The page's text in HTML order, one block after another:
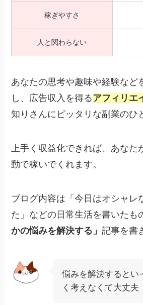
稼ぎやすさ
人と関わらない
あなたの思考や趣味や経験など
し、広告収入を得るアフィリエ
知りさんにピッタリな副業のひ
上手く収益化できれば、あなた
動で稼いでくれます。
ブログ内容は「今日はオシャレ
た」などの日常生活を書いたも
かの悩みを解決する」記事を書
悩みを解決するとい
く考えなくて大丈夫